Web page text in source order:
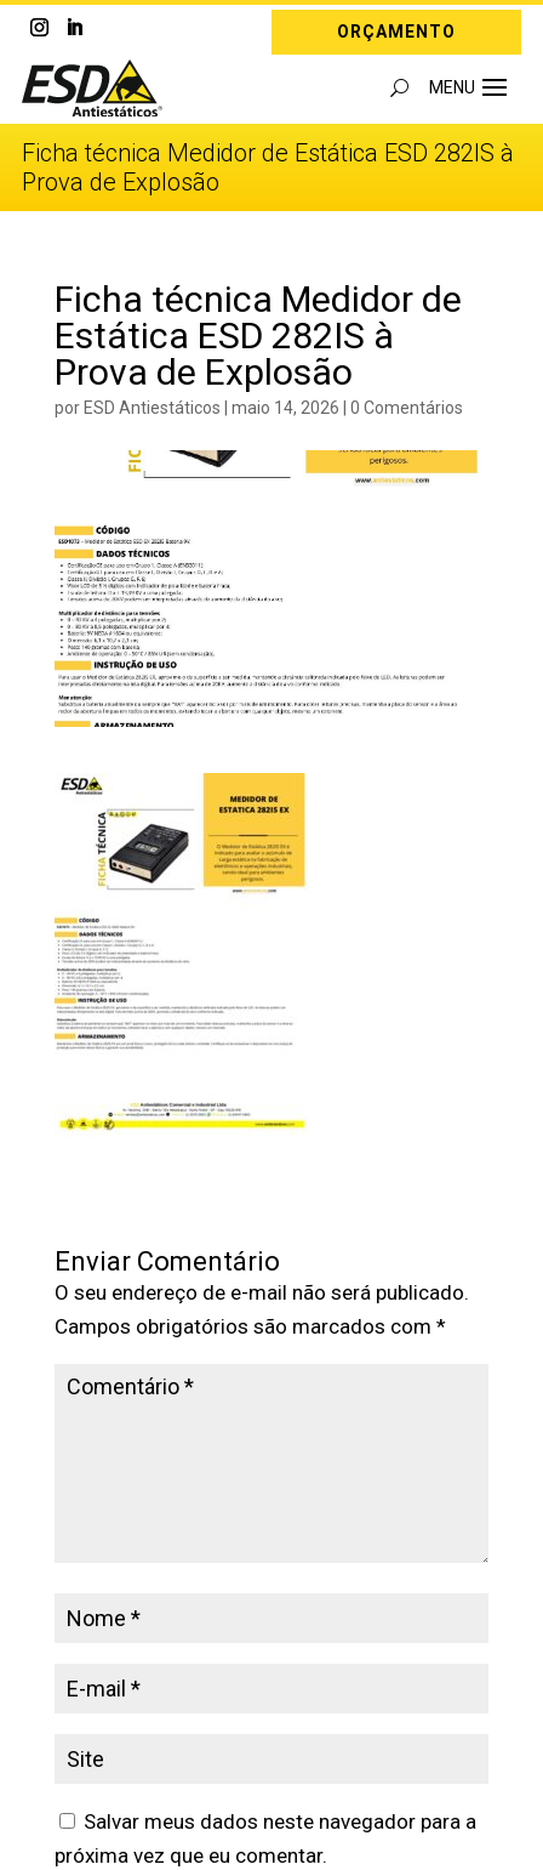
ORÇAMENTO
Ficha técnica Medidor de Estática ESD 282IS à
Prova de Explosão
Ficha técnica Medidor de
Estática ESD 282IS à
Prova de Explosão
porESD Antiestáticos | maio 14, 2026 | 0 Comentários
Enviar Comentário
O seu endereço de e-mail não será publicado.
Campos obrigatórios são marcados com *
Salvar meus dados neste navegador para a
próxima vez que eu comentar.